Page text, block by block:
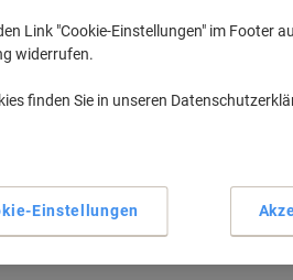
Menge
Link "Cookie-Einstellungen" im Footer
widerrufen.
finden Sie in unseren
Einstellungen